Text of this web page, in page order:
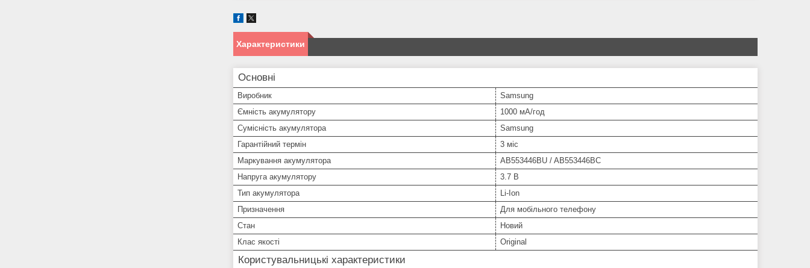
Характеристики
Основні
Виробник
Samsung
Ємність акумулятору
1000 мА/год
Сумісність акумулятора
Samsung
Гарантійний термін
3 міс
Маркування акумулятора
AB553446BU / AB553446BC
Напруга акумулятору
3.7 В
Тип акумулятора
Li-Ion
Призначення
Для мобільного телефону
Стан
Новий
Клас якості
Original
Користувальницькі характеристики